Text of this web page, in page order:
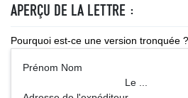
APERÇU DE LA LETTRE :
Pourquoi est-ce une version tronquée ?
Prénom
Le ...